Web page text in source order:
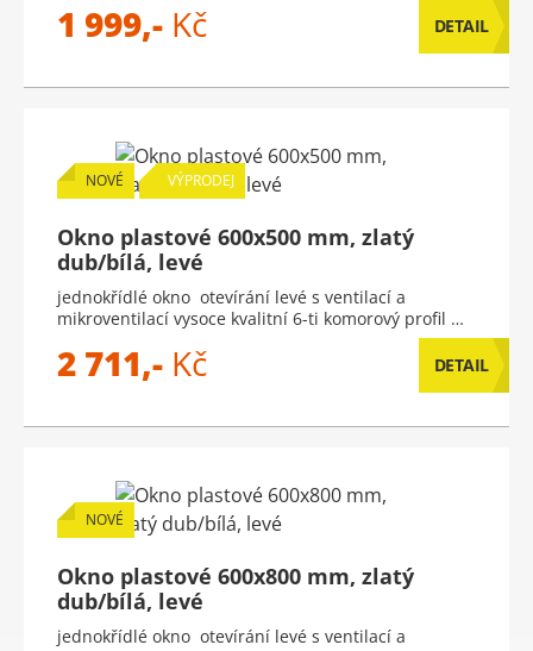
1 999,- Kč DETAIL
NOVÉ VÝPRODEJ
Okno plastové 600x500 mm, zlatý
dub/bílá, levé
jednokřídlé okno otevírání levé s ventilací a
mikroventilací vysoce kvalitní 6-ti komorový profil …
2 711,- Kč DETAIL
NOVÉ
Okno plastové 600x800 mm, zlatý
dub/bílá, levé
jednokřídlé okno otevírání levé s ventilací a